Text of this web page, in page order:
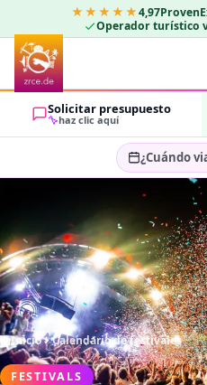
★★★★★4,97
Operador turístico
Solicitar presupuesto
haz clic aquí
¿Cuándo
Seleccionar
2
Inicio Calendario de festivales
FESTIVALS